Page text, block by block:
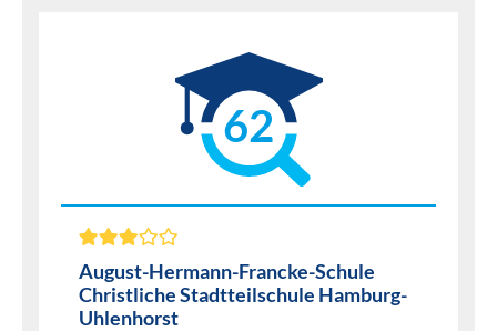
62
August-Hermann-Francke-Schule
Christliche Stadtteilschule Hamburg-
Uhlenhorst